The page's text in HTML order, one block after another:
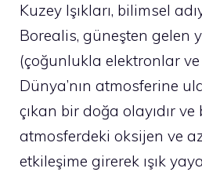
Kuzey Işıkları, bilimsel
Borealis, güneşten gelen
(çoğunlukla elektronlar
Dünya’nın atmosferine
çıkan bir doğa olayıdır ve
atmosferdeki oksijen ve
etkileşime girerek ışık